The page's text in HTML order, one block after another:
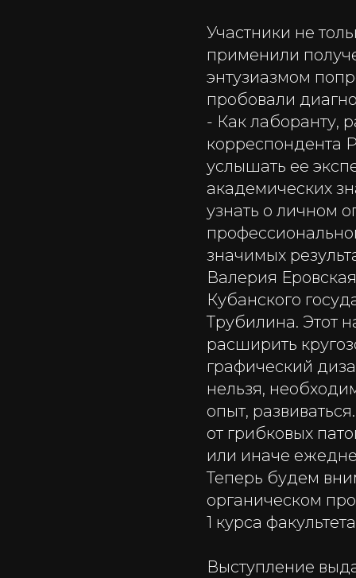
Участники не
применили
энтузиазмом
пробовали
- Как лаборанту,
корреспондента
услышать ее
академических
узнать о личном
значимых
Валерия
Кубанского
Трубилина. Этот
расширить
графический
нельзя,
опыт,
от грибковых
или иначе
Теперь будем
органическом
1 курса
Выступление